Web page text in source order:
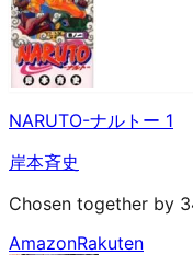
NARUTO-ナルトー 1
岸本斉史
Chosen together by
AmazonRakuten